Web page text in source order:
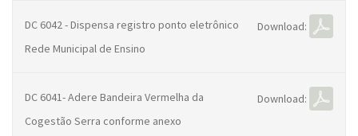
DC 6042 - Dispensa registro ponto eletrônico
Rede Municipal de Ensino
Download:
DC 6041- Adere Bandeira Vermelha da
Cogestão Serra conforme anexo
Download: